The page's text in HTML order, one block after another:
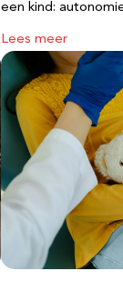
een kind:
Lees meer